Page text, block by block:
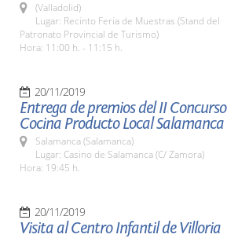
(Valladolid)
Lugar: Recinto Feria de Muestras (Stand del
Patronato Provincial de Turismo)
Hora: 11:00 h. - 11:15 h.
20/11/2019
Entrega de premios del II Concurso
Cocina Producto Local Salamanca
Salamanca (Salamanca)
Lugar: Casino de Salamanca (C/ Zamora)
Hora: 19:45 h.
20/11/2019
Visita al Centro Infantil de Villoria